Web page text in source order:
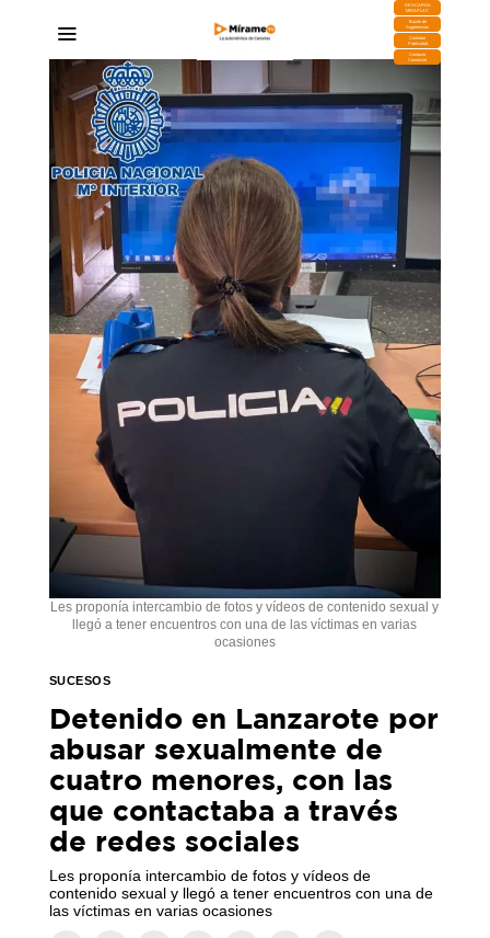
DESCARGA
MIRAPLAY
Buzón de
Sugerencias
Contratar
Publicidad
Contacto
Comercial
Les proponía intercambio de fotos y vídeos de contenido sexual y
llegó a tener encuentros con una de las víctimas en varias
ocasiones
SUCESOS
Detenido en Lanzarote por
abusar sexualmente de
cuatro menores, con las
que contactaba a través
de redes sociales
Les proponía intercambio de fotos y vídeos de
contenido sexual y llegó a tener encuentros con una de
las víctimas en varias ocasiones